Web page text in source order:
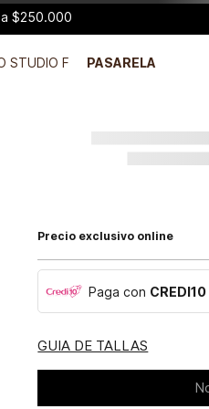
a $250.000
STUDIO F PASARELA
Precio exclusivo online
Paga con CREDI10
GUIA DE TALLAS